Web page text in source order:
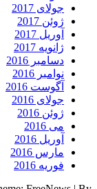
جولای 2017
ژوئن 2017
آوریل 2017
ژانویه 2017
دسامبر 2016
نوامبر 2016
آگوست 2016
جولای 2016
ژوئن 2016
می 2016
آوریل 2016
مارس 2016
فوریه 2016